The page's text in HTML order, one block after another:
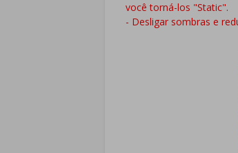
você torná-los "Static".
- Desligar sombras e